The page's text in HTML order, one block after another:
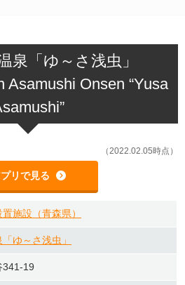
泉「ゆ～さ浅虫」
Asamushi Onsen “Yusa
（2022.02.05時点）
リで見る
施設（青森県）
ゆ～さ浅虫」
341-19